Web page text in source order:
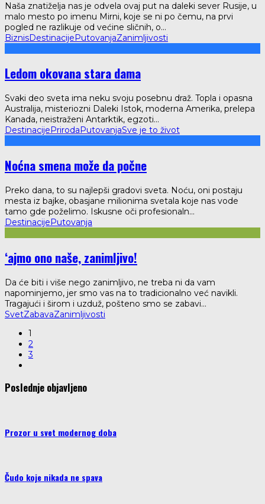
Naša znatiželja nas je odvela ovaj put na daleki sever Rusije, u
malo mesto po imenu Mirni, koje se ni po čemu, na prvi
pogled ne razlikuje od većine sličnih, o...
BiznisDestinacijePutovanjaZanimljivosti
Ledom okovana stara dama
Svaki deo sveta ima neku svoju posebnu draž. Topla i opasna
Australija, misteriozni Daleki Istok, moderna Amerika, prelepa
Kanada, neistraženi Antarktik, egzoti...
DestinacijePrirodaPutovanjaSve je to život
Noćna smena može da počne
Preko dana, to su najlepši gradovi sveta. Noću, oni postaju
mesta iz bajke, obasjane milionima svetala koje nas vode
tamo gde poželimo. Iskusne oči profesionaln...
DestinacijePutovanja
‘ajmo ono naše, zanimljivo!
Da će biti i više nego zanimljivo, ne treba ni da vam
napominjemo, jer smo vas na to tradicionalno već navikli.
Tragajući i širom i uzduž, pošteno smo se zabavi...
SvetZabavaZanimljivosti
1
2
3
Poslednje objavljeno
Prozor u svet modernog doba
Čudo koje nikada ne spava